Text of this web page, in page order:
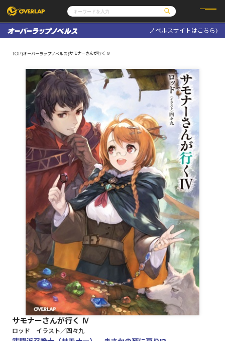
コミックガルド
コミッククリエ
その他
コミックエッセイ
ポケットモンスター
アニメ
ゲーム
通販・NEWS
OVERLAP STORE
オーバーラップ広報室
企業
会社概要
採用情報
アクセス
オーバーラップホールディングス
お問い合わせはこちら
オーバーラップノベルス
オーバーラップノベルスf
ロサージュノベルス
コミックガルド
ノベルスサイトはこちら
TOP オーバーラップノベルス サモナーさんが行く Ⅳ
サモナーさんが行く Ⅳ
ロッド イラスト／四々九